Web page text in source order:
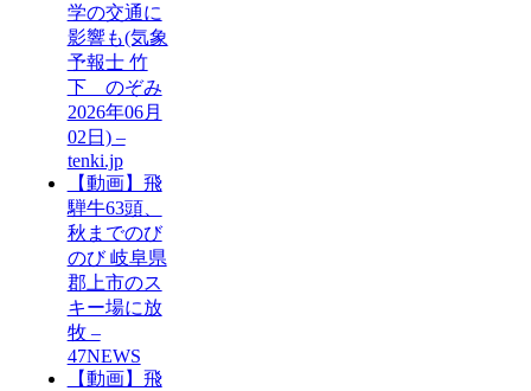
学の交通に
影響も(気象
予報士 竹
下 のぞみ
2026年06月
02日) –
tenki.jp
【動画】飛
騨牛63頭、
秋までのび
のび 岐阜県
郡上市のス
キー場に放
牧 –
47NEWS
【動画】飛